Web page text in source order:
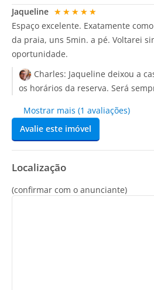
Jaqueline ★★★★★
Espaço excelente. Exatamente
da praia, uns 5min. a pé. Voltarei
oportunidade.
Charles: Jaqueline deixou a
os horários da reserva. Será
Mostrar mais (1 avaliações)
Avalie este imóvel
Localização
(confirmar com o anunciante)